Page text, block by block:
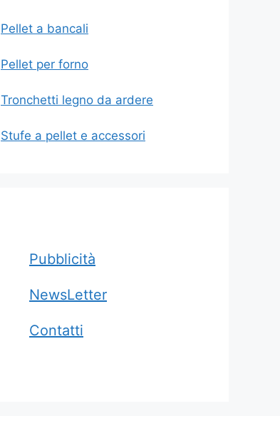
Pellet a bancali
Pellet per forno
Tronchetti legno da ardere
Stufe a pellet e accessori
Pubblicità
NewsLetter
Contatti